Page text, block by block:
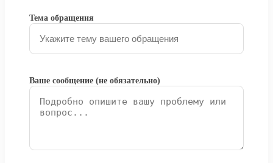
Тема обращения
Ваше сообщение (не обязательно)